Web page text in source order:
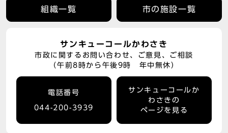
組織一覧 市の施設一覧
サンキューコールかわさき
市政に関するお問い合わせ、ご意見、ご相談
（午前8時から午後9時 年中無休）
電話番号
044-200-3939
サンキューコールか
わさきの
ページを見る